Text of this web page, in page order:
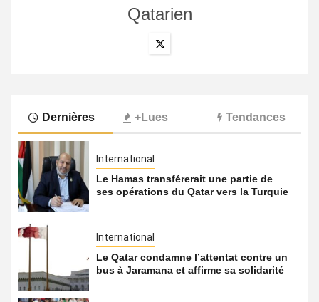
Qatarien
Dernières +Lues Tendances
International
Le Hamas transférerait une partie de
ses opérations du Qatar vers la Turquie
International
Le Qatar condamne l’attentat contre un
bus à Jaramana et affirme sa solidarité